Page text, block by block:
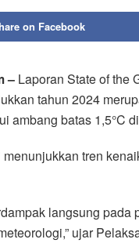
on Facebook
– Laporan State of the
tahun 2024
ambang batas 1,5°C
tren
langsung
ujar